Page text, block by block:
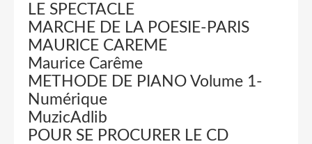
LE SPECTACLE
MARCHE DE LA POESIE-PARIS
MAURICE CAREME
Maurice Carême
METHODE DE PIANO Volume 1-
Numérique
MuzicAdlib
POUR SE PROCURER LE CD